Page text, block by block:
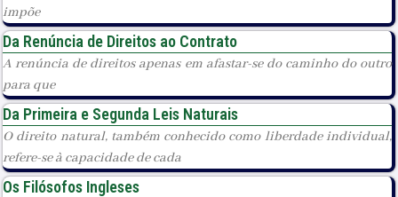
impõe
Da Renúncia de Direitos ao Contrato
A renúncia de direitos apenas em afastar-se do caminho do outro
para que
Da Primeira e Segunda Leis Naturais
O direito natural, também conhecido como liberdade individual,
refere-se à capacidade de cada
Os Filósofos Ingleses